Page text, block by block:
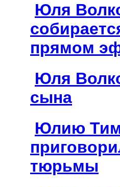
Юля
прямом
Юля
сына
Юлию
тюрьмы